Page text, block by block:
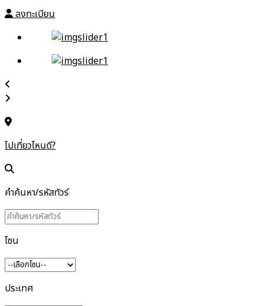
ลงทะเบียน
ไปเที่ยวไหนดี?
คำค้นหา/รหัสทัวร์
โซน
ประเทศ